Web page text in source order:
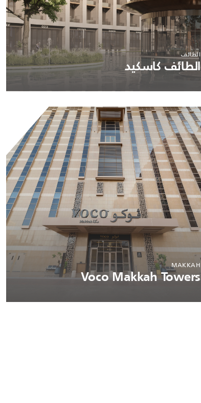
الطائف
الطائف كاسكيد
MAKKAH
Voco Makkah Towers